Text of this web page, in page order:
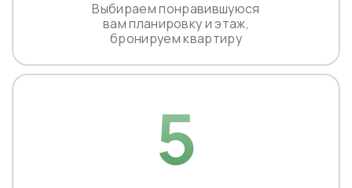
Выбираем понравившуюся
вам планировку и этаж,
бронируем квартиру
5